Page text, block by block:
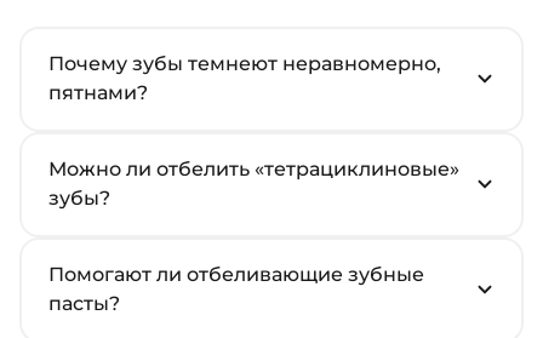
Почему зубы темнеют неравномерно,
пятнами?
Можно ли отбелить «тетрациклиновые»
зубы?
Помогают ли отбеливающие зубные
пасты?